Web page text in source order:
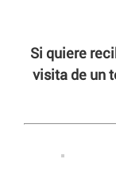
Si quiere
visita de un